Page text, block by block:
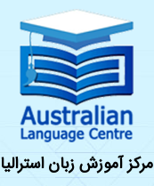
مرکز آموزش زبان استرالیا